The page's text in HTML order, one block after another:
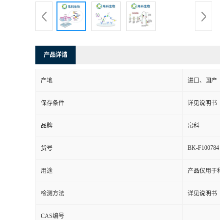
产品详请
产地 进口、国产
保存条件 详见说明书
品牌 帛科
货号 BK-F100784
用途 产品仅用于
检测方法 详见说明书
CAS编号